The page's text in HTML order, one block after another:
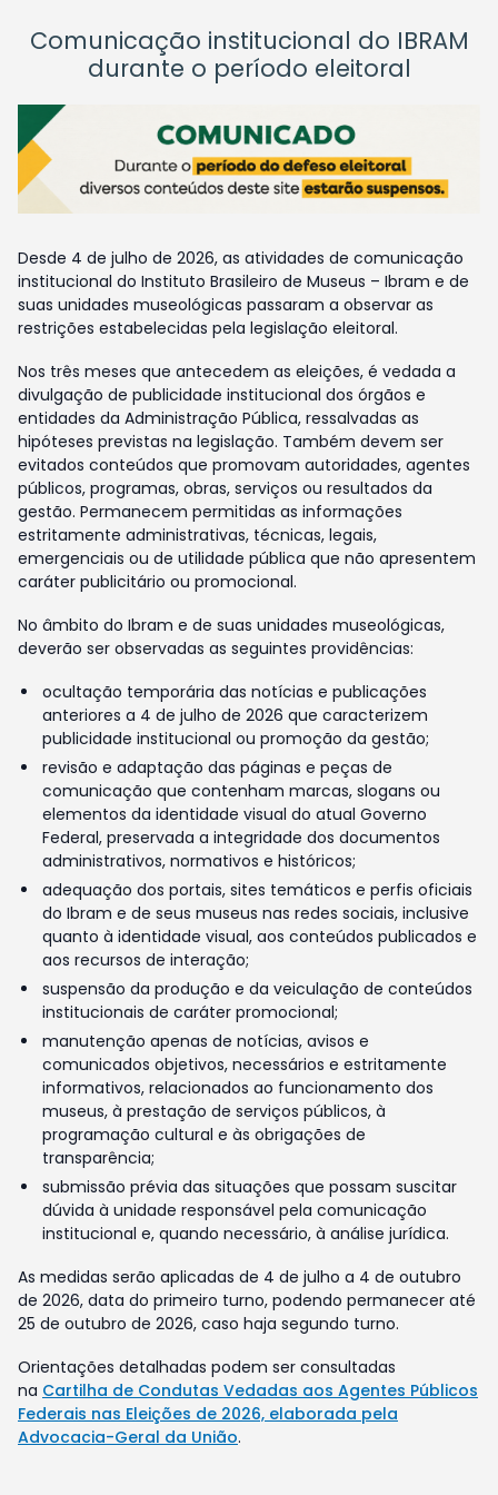
Comunicação institucional do IBRAM
durante o período eleitoral
Desde 4 de julho de 2026, as atividades de comunicação
institucional do Instituto Brasileiro de Museus – Ibram e de
suas unidades museológicas passaram a observar as
restrições estabelecidas pela legislação eleitoral.
Nos três meses que antecedem as eleições, é vedada a
divulgação de publicidade institucional dos órgãos e
entidades da Administração Pública, ressalvadas as
hipóteses previstas na legislação. Também devem ser
evitados conteúdos que promovam autoridades, agentes
públicos, programas, obras, serviços ou resultados da
gestão. Permanecem permitidas as informações
estritamente administrativas, técnicas, legais,
emergenciais ou de utilidade pública que não apresentem
caráter publicitário ou promocional.
No âmbito do Ibram e de suas unidades museológicas,
deverão ser observadas as seguintes providências:
ocultação temporária das notícias e publicações
anteriores a 4 de julho de 2026 que caracterizem
publicidade institucional ou promoção da gestão;
revisão e adaptação das páginas e peças de
comunicação que contenham marcas, slogans ou
elementos da identidade visual do atual Governo
Federal, preservada a integridade dos documentos
administrativos, normativos e históricos;
adequação dos portais, sites temáticos e perfis oficiais
do Ibram e de seus museus nas redes sociais, inclusive
quanto à identidade visual, aos conteúdos publicados e
aos recursos de interação;
suspensão da produção e da veiculação de conteúdos
institucionais de caráter promocional;
manutenção apenas de notícias, avisos e
comunicados objetivos, necessários e estritamente
informativos, relacionados ao funcionamento dos
museus, à prestação de serviços públicos, à
programação cultural e às obrigações de
transparência;
submissão prévia das situações que possam suscitar
dúvida à unidade responsável pela comunicação
institucional e, quando necessário, à análise jurídica.
As medidas serão aplicadas de 4 de julho a 4 de outubro
de 2026, data do primeiro turno, podendo permanecer até
25 de outubro de 2026, caso haja segundo turno.
Orientações detalhadas podem ser consultadas
na Cartilha de Condutas Vedadas aos Agentes Públicos
Federais nas Eleições de 2026, elaborada pela
Advocacia-Geral da União.